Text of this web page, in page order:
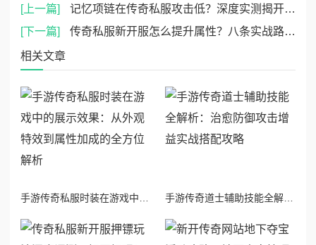
[上一篇]
记忆项链在传奇私服攻击低？深度实测揭开隐藏属性与套装叠加的真实威力
[下一篇]
传奇私服新开服怎么提升属性？八条实战路线快速拉满战力
相关文章
手游传奇道士辅助技能全解析：治愈防御攻击增益实战搭配攻略